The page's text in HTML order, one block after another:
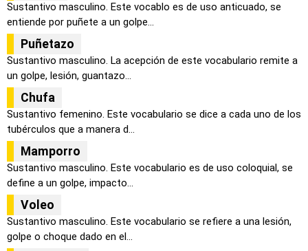
Sustantivo masculino. Este vocablo es de uso anticuado, se
entiende por puñete a un golpe...
Puñetazo
Sustantivo masculino. La acepción de este vocabulario remite a
un golpe, lesión, guantazo...
Chufa
Sustantivo femenino. Este vocabulario se dice a cada uno de los
tubérculos que a manera d...
Mamporro
Sustantivo masculino. Este vocabulario es de uso coloquial, se
define a un golpe, impacto...
Voleo
Sustantivo masculino. Este vocabulario se refiere a una lesión,
golpe o choque dado en el...